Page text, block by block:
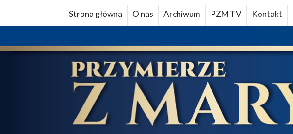
Strona główna O nas Archiwum PZM TV Kontakt